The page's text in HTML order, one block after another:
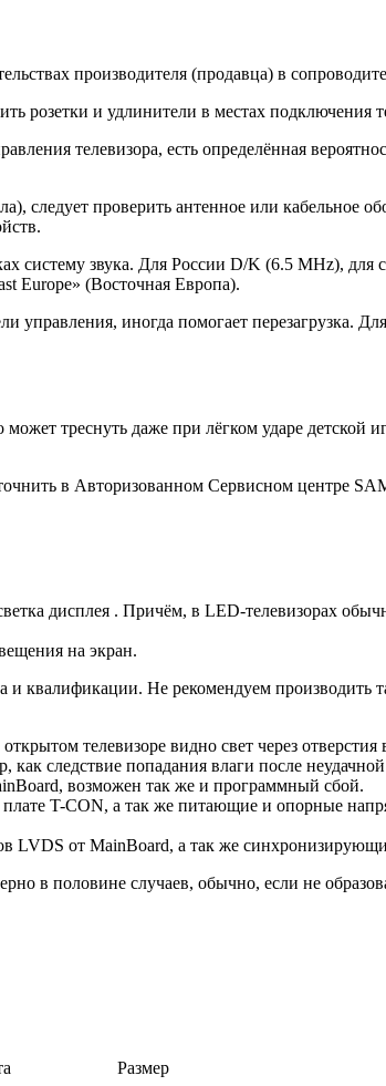
производителя (продавца) в
розетки и удлинители в местах подключения
телевизора, есть определённая
следует проверить антенное или кабельное
систему звука. Для России D/K (6.5 MHz),
Europe» (Восточная Европа).
иногда помогает перезагрузка.
треснуть даже при лёгком ударе детской
в Авторизованном Сервисном центре
дисплея . Причём, в LED-телевизорах
на экран.
квалификации. Не рекомендуем производить
телевизоре видно свет через отверстия
следствие попадания влаги после
возможен так же и программный сбой.
T-CON, а так же питающие и опорные
LVDS от MainBoard, а так же
в половине случаев, обычно, если не
Размер